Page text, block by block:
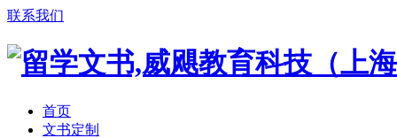
联系我们
首页
文书定制